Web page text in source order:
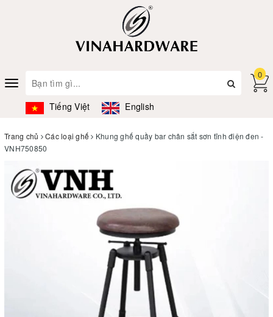
Toggle
navigation
Tiếng Việt English
0
Trang chủ Các loại ghế
Khung ghế quầy bar chân sắt sơn tĩnh điện đen -
VNH750850